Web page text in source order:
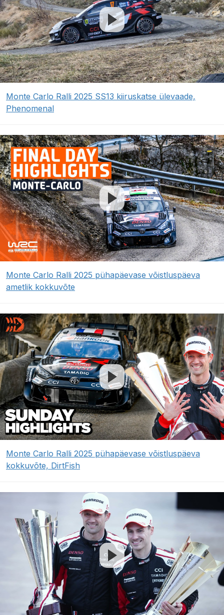
Monte Carlo Ralli 2025 SS13 kiiruskatse ülevaade,
Phenomenal
Monte Carlo Ralli 2025 pühapäevase võistluspäeva
ametlik kokkuvõte
Monte Carlo Ralli 2025 pühapäevase võistluspäeva
kokkuvõte, DirtFish